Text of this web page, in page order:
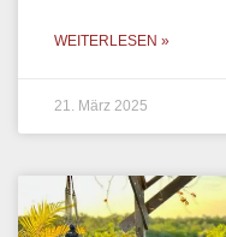
WEITERLESEN »
21. März 2025